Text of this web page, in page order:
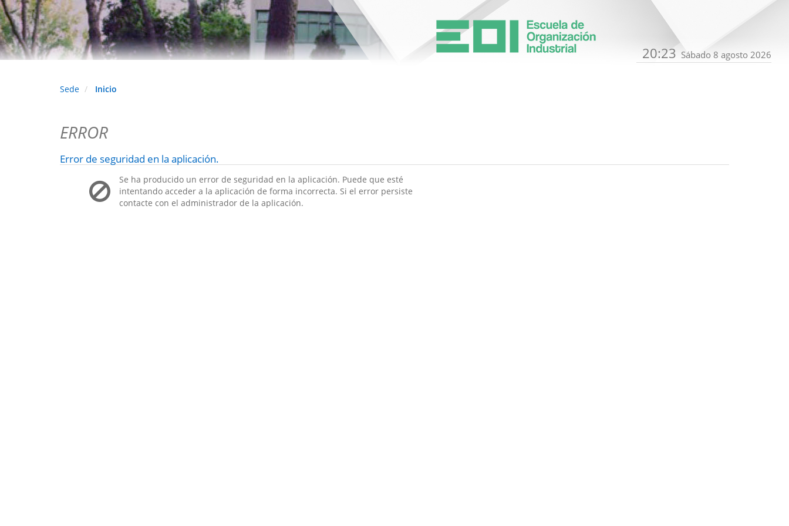
20:23 Sábado 8 agosto 2026
Sede Inicio
ERROR
Error de seguridad en la aplicación.
Se ha producido un error de seguridad en la aplicación. Puede que esté
intentando acceder a la aplicación de forma incorrecta. Si el error persiste
contacte con el administrador de la aplicación.